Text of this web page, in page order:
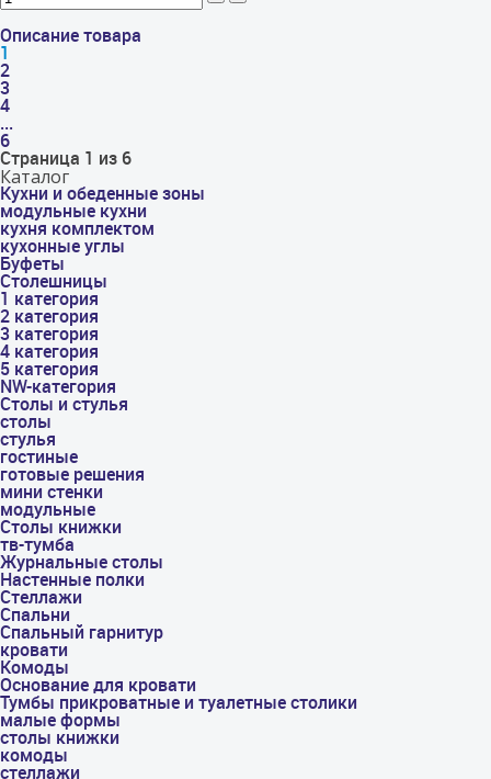
Описание товара
1
2
3
4
...
6
Страница 1 из 6
Каталог
Кухни и обеденные зоны
модульные кухни
кухня комплектом
кухонные углы
Буфеты
Столешницы
1 категория
2 категория
3 категория
4 категория
5 категория
NW-категория
Столы и стулья
столы
стулья
гостиные
готовые решения
мини стенки
модульные
Столы книжки
тв-тумба
Журнальные столы
Настенные полки
Стеллажи
Спальни
Спальный гарнитур
кровати
Комоды
Основание для кровати
Тумбы прикроватные и туалетные столики
малые формы
столы книжки
комоды
стеллажи